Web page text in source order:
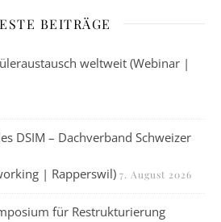
BEITRÄGE
weltweit (Webinar |
DSIM – Dachverband Schweizer
| Rapperswil) 7. August 2026
für Restrukturierung